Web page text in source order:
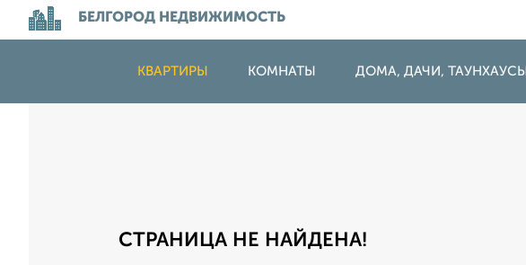
БЕЛГОРОД НЕДВИЖИМОСТЬ
КВАРТИРЫ КОМНАТЫ ДОМА, ДАЧИ, ТАУНХАУСЫ
СТРАНИЦА НЕ НАЙДЕНА!